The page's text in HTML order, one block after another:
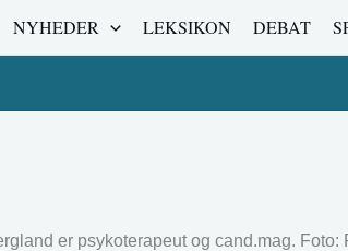
NYHEDER LEKSIKON DEBAT
er psykoterapeut og cand.mag. Foto: